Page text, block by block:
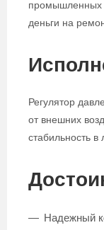
промышленных
деньги на
Регулятор
от внешних
стабильность в
Надежный